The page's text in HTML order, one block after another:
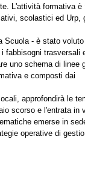
L'attività formativa è
scolastici ed Urp,
Scuola - è stato
fabbisogni trasversali
uno schema di linee
e composti dai
approfondirà le
scorso e l'entrata in
emerse in
operative di